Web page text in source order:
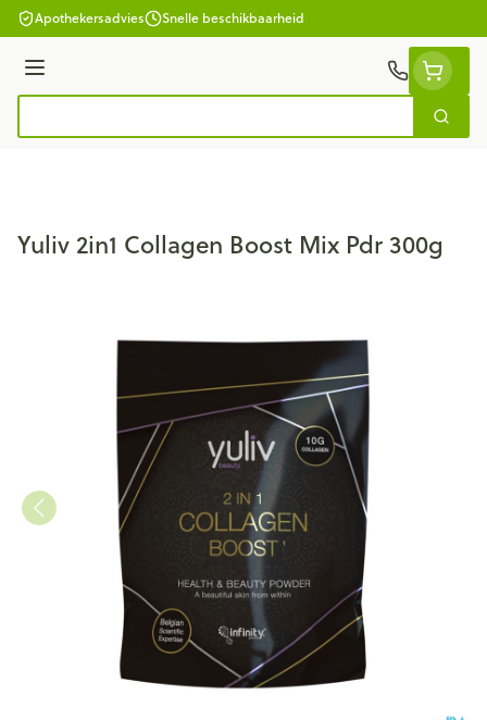
Ga naar de inhoud
Apothekersadvies Snelle beschikbaarheid
Menu
Zoek
Yuliv 2in1 Collagen Boost Mix Pdr 300g